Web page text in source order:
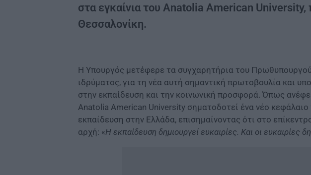
στα εγκαίνια του Anatolia American
Θεσσαλονίκη.
Η Υπουργός μετέφερε τα συγχαρητήρια του
ιδρύματος, για τη νέα αυτή σημαντική πρωτοβουλία και
στην εκπαίδευση και την κοινωνική προσφορά. Όπως
Anatolia American University σηματοδοτεί ένα νέο
εκπαίδευση στην Ελλάδα, επισημαίνοντας ότι στο
αρχή: «Η εκπαίδευση δημιουργεί ευκαιρίες. Και οι ευκαιρίες